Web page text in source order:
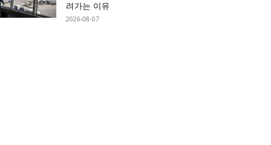
려가는 이유
2026-08-07